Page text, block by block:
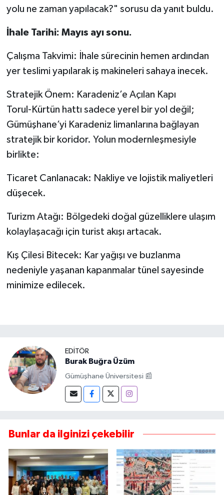
yolu ne zaman yapılacak?" sorusu da yanıt buldu.
İhale Tarihi: Mayıs ayı sonu.
Çalışma Takvimi: İhale sürecinin hemen ardından
yer teslimi yapılarak iş makineleri sahaya inecek.
Stratejik Önem: Karadeniz’e Açılan Kapı
Torul-Kürtün hattı sadece yerel bir yol değil;
Gümüşhane’yi Karadeniz limanlarına bağlayan
stratejik bir koridor. Yolun modernleşmesiyle
birlikte:
Ticaret Canlanacak: Nakliye ve lojistik maliyetleri
düşecek.
Turizm Atağı: Bölgedeki doğal güzelliklere ulaşım
kolaylaşacağı için turist akışı artacak.
Kış Çilesi Bitecek: Kar yağışı ve buzlanma
nedeniyle yaşanan kapanmalar tünel sayesinde
minimize edilecek.
EDITÖR
Burak Buğra Üzüm
Gümüşhane Üniversitesi 📰
Bunlar da ilginizi çekebilir